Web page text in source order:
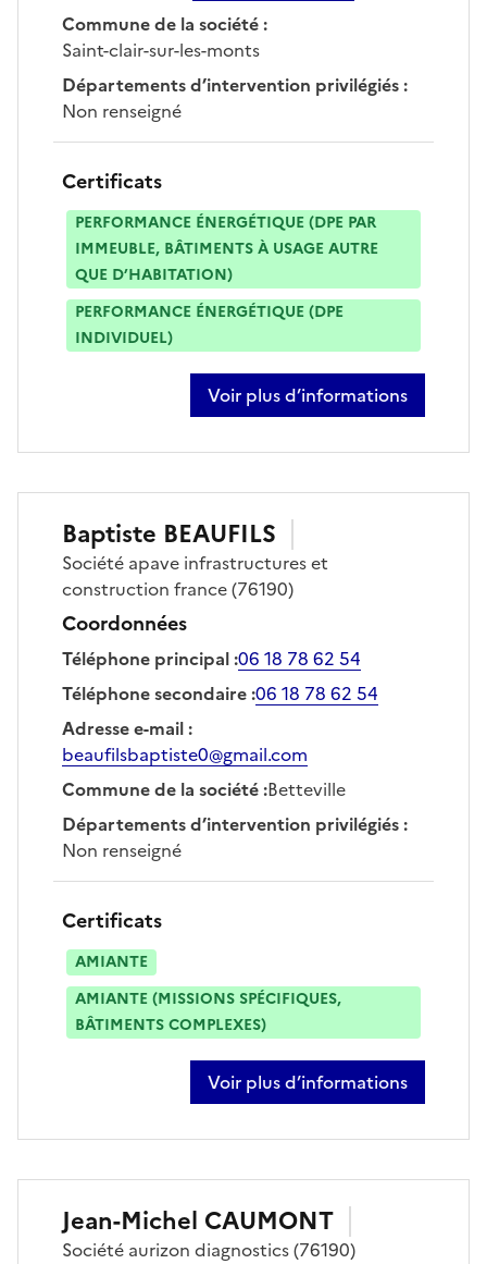
Commune de la société:
Saint-clair-sur-les-monts
Départements d’intervention privilégiés:
Non renseigné
Certificats
PERFORMANCE ÉNERGÉTIQUE (DPE PAR
IMMEUBLE, BÂTIMENTS À USAGE AUTRE
QUE D’HABITATION)
PERFORMANCE ÉNERGÉTIQUE (DPE
INDIVIDUEL)
Voir plus d’informations
sur julien bassee
Baptiste BEAUFILS
Société apave infrastructures et
construction france(76190)
Coordonnées
Téléphone principal:06 18 78 62 54
Téléphone secondaire:06 18 78 62 54
Adresse e-mail:
beaufilsbaptiste0@gmail.com
Commune de la société:Betteville
Départements d’intervention privilégiés:
Non renseigné
Certificats
AMIANTE
AMIANTE (MISSIONS SPÉCIFIQUES,
BÂTIMENTS COMPLEXES)
Voir plus d’informations
sur baptiste beaufils
Jean-Michel CAUMONT
Société aurizon diagnostics(76190)